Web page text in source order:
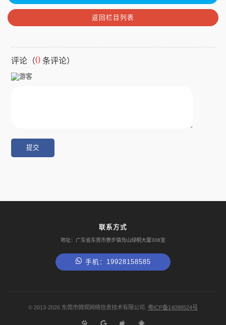
返回栏目列表
评论（0 条评论）
联系方式
地址：广东省东莞市寮步镇凫山绿桐大厦308室
手机：19928158585
© 2013-2026 东莞市微观网络信息技术有限公司. 粤ICP备14098524号